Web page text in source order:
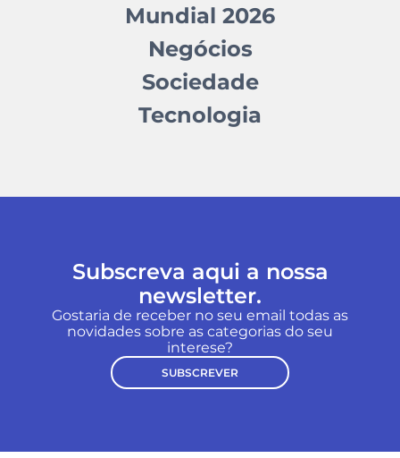
Mundial 2026
Negócios
Sociedade
Tecnologia
Subscreva aqui a nossa
newsletter.
Gostaria de receber no seu email todas as
novidades sobre as categorias do seu
interese?
SUBSCREVER